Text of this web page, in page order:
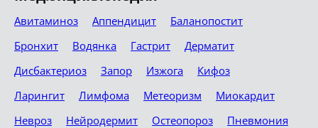
Авитаминоз Аппендицит
Баланопостит
Бронхит
Водянка Гастрит
Дерматит
Дисбактериоз
Запор Изжога
Кифоз
Ларингит
Лимфома Метеоризм
Миокардит
Невроз
Нейродермит Остеопороз
Пневмония